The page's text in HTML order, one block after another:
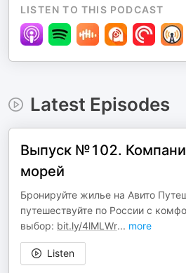
LISTEN TO THIS PODCAST
Latest Episodes
Выпуск №102.
морей
Бронируйте жилье на Авито
путешествуйте по России с
выбор: bit.ly/4lMLWr... more
Listen